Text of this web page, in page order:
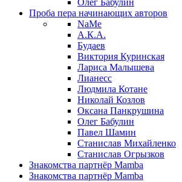
Олег Бабулин
Проба пера начинающих авторов
NaMe
А.К.А.
Будаев
Виктория Куринская
Лариса Малышева
Лианесс
Людмила Котане
Николай Козлов
Оксана Панкрушина
Олег Бабулин
Павел Шамин
Станислав Михайленко
Станислав Огрызков
Знакомства партнёр Mamba
Знакомства партнёр Mamba